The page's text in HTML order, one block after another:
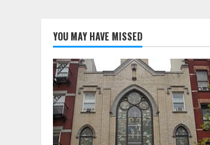
YOU MAY HAVE MISSED